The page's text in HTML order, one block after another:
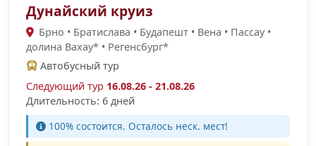
Дунайский круиз
Брно • Братислава • Будапешт • Вена • Пассау •
долина Вахау* • Регенсбург*
Автобусный тур
Следующий тур 16.08.26 - 21.08.26
Длительность: 6 дней
100% cостоится. Осталось неск. мест!